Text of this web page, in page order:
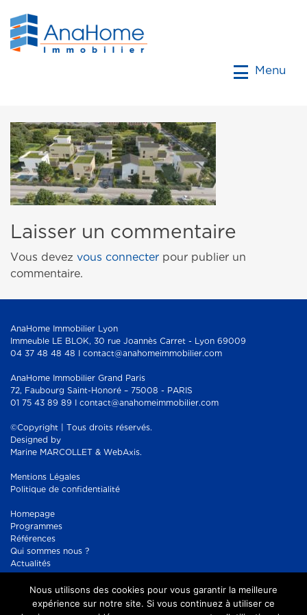
Menu
Laisser un commentaire
Vous devez vous connecter pour publier un
commentaire.
AnaHome Immobilier Lyon
Immeuble LE BLOK, 30 rue Joannès Carret - Lyon 69009
04 37 48 48 48 I contact@anahomeimmobilier.com
AnaHome Immobilier Grand Paris
72, Faubourg Saint-Honoré – 75008 - PARIS
01 75 43 89 89 I contact@anahomeimmobilier.com
©Copyright | Tous droits réservés.
Designed by
Marine MARCOLLET & WebAxis.
Mentions Légales
Politique de confidentialité
Homepage
Programmes
Références
Qui sommes nous ?
Actualités
Réseaux sociaux :
Facebook
Instagram
Nous utilisons des cookies pour vous garantir la meilleure
expérience sur notre site. Si vous continuez à utiliser ce